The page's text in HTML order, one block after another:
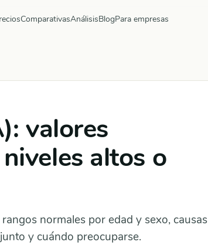
ComparativasAnálisisBlogPara empresas
valores
altos o
normales por edad y sexo, causas
y cuándo preocuparse.